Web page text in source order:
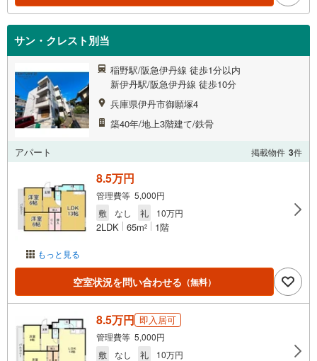
サン・クレスト別当
稲野駅/阪急伊丹線 徒歩1分以内
新伊丹駅/阪急伊丹線 徒歩10分
兵庫県伊丹市御願塚4
築40年/地上3階建て/鉄骨
アパート 掲載物件 3件
もっと見る
8.5万円
管理費等 5,000円
敷
なし 礼 10万円
2LDK 65m2 1階
空室状況を問い合わせる （無料）
8.5万円 即入居可
管理費等 5,000円
敷
なし 礼 10万円